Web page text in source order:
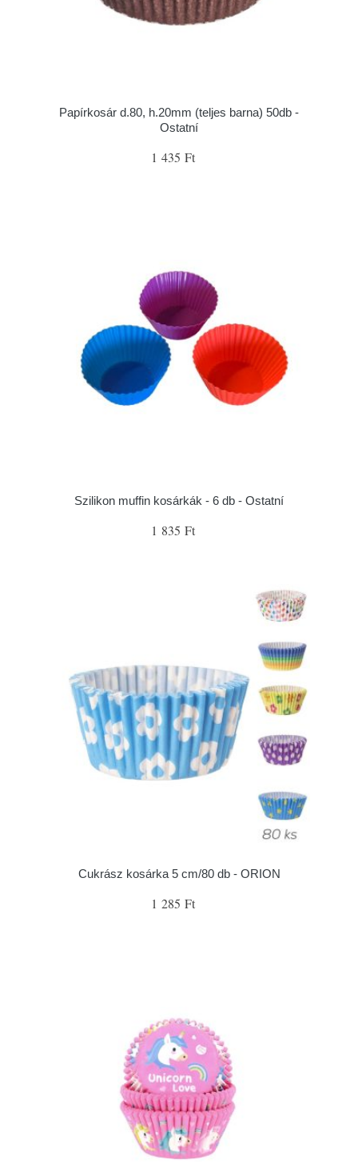
Papírkosár d.80, h.20mm (teljes barna) 50db -
Ostatní
1 435 Ft
Szilikon muffin kosárkák - 6 db - Ostatní
1 835 Ft
Cukrász kosárka 5 cm/80 db - ORION
1 285 Ft